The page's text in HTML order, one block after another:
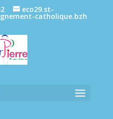
eco29.st-
catholique.bzh